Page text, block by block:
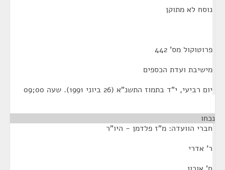
נוסח לא מתוקן
פרוטוקול מס' 442
מישיבת ועדת הכספים
יום רביעי, י"ד בתמוז התשנ"א (26 ביוני 1991). שעה 00;09
נכחו
חברי הוועדה: מ"ז פלדמן - היו"ר
ר' אדרי